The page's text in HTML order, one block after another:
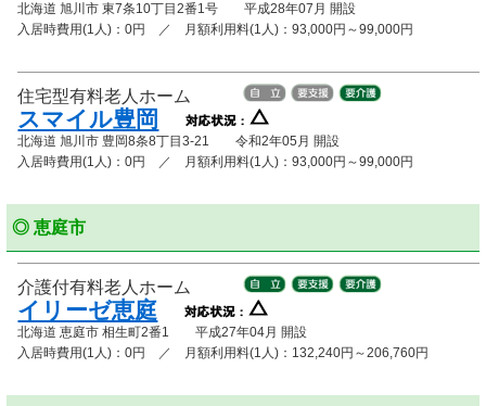
北海道 旭川市 東7条10丁目2番1号 平成28年07月 開設
入居時費用(1人)：0円 ／ 月額利用料(1人)：93,000円～99,000円
住宅型有料老人ホーム
スマイル豊岡
北海道 旭川市 豊岡8条8丁目3-21 令和2年05月 開設
入居時費用(1人)：0円 ／ 月額利用料(1人)：93,000円～99,000円
◎ 恵庭市
介護付有料老人ホーム
イリーゼ恵庭
北海道 恵庭市 相生町2番1 平成27年04月 開設
入居時費用(1人)：0円 ／ 月額利用料(1人)：132,240円～206,760円